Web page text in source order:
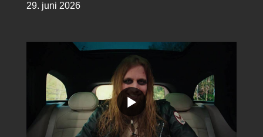
29. juni 2026